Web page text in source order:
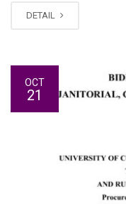
DETAIL
OCT
21